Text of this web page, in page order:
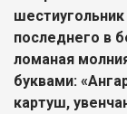
последнего в
ломаная
буквами:
картуш,